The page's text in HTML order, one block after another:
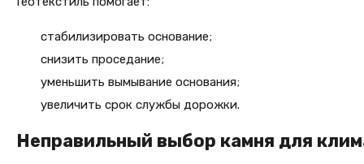
стабилизировать основание;
снизить проседание;
уменьшить вымывание основания;
увеличить срок службы дорожки.
Неправильный выбор камня для